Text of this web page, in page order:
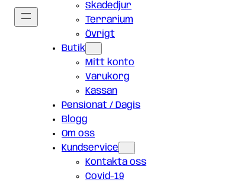
Skadedjur
Terrarium
Övrigt
Butik
Mitt konto
Varukorg
Kassan
Pensionat / Dagis
Blogg
Om oss
Kundservice
Kontakta oss
Covid-19